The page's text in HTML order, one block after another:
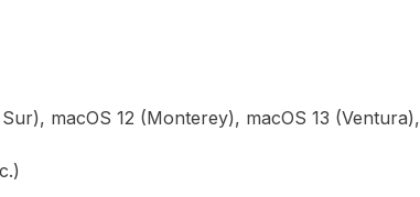
macOS 12 (Monterey), macOS 13